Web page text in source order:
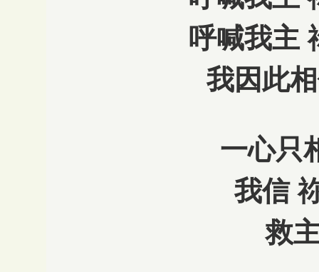
呼喊我主
我因此
一心只
我信
救